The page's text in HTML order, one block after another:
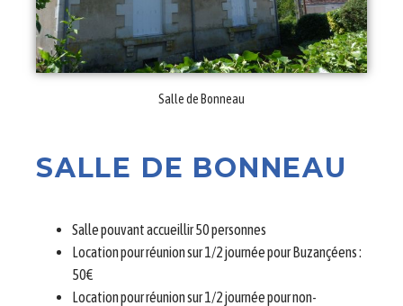
Salle de Bonneau
SALLE DE BONNEAU
Salle pouvant accueillir 50 personnes
Location pour réunion sur 1/2 journée pour Buzançéens :
50€
Location pour réunion sur 1/2 journée pour non-